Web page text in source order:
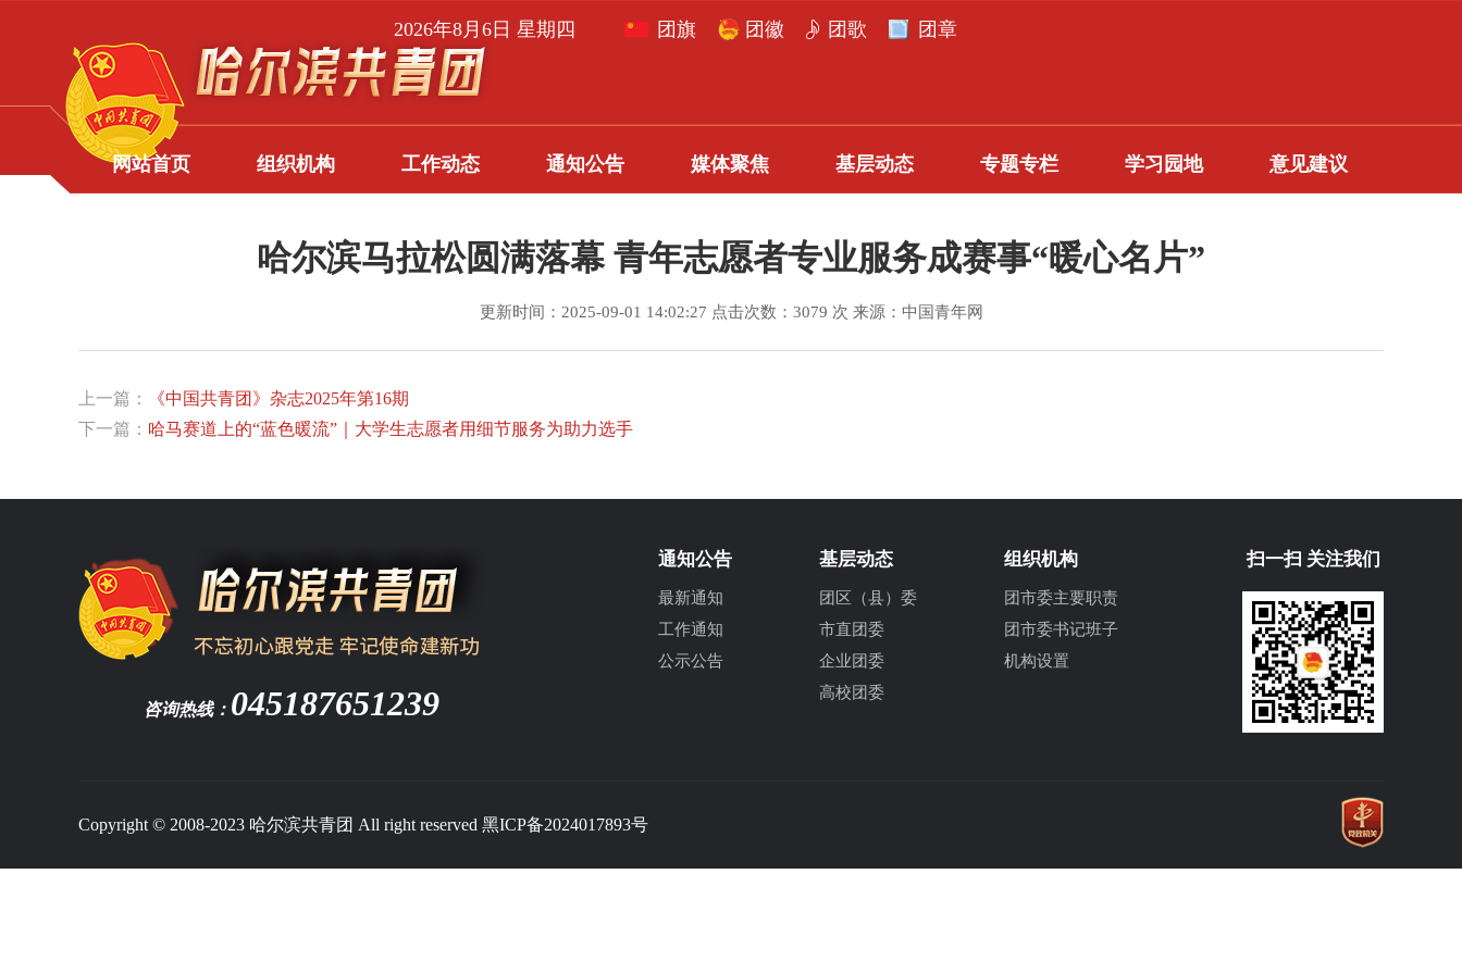
2026年8月6日 星期四 团旗 团徽 团歌 团章
网站首页 组织机构 工作动态 通知公告 媒体聚焦 基层动态 专题专栏 学习园地 意见建议
哈尔滨马拉松圆满落幕 青年志愿者专业服务成赛事“暖心名片”
更新时间：2025-09-01 14:02:27 点击次数：3079 次 来源：中国青年网
上一篇：
《中国共青团》杂志2025年第16期
下一篇： 哈马赛道上的“蓝色暖流”｜大学生志愿者用细节服务为助力选手
咨询热线： 045187651239
通知公告
最新通知
工作通知
公示公告
基层动态
团区（县）委
市直团委
企业团委
高校团委
组织机构
团市委主要职责
团市委书记班子
机构设置
扫一扫 关注我们
Copyright © 2008-2023 哈尔滨共青团 All right reserved 黑ICP备2024017893号